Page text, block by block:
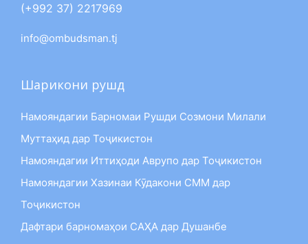
(+992 37) 2217969
info@ombudsman.tj
Шарикони рушд
Намояндагии Барномаи Рушди Созмони Милали
Муттаҳид дар Тоҷикистон
Намояндагии Иттиҳоди Аврупо дар Тоҷикистон
Намояндагии Хазинаи Кӯдакони СММ дар
Тоҷикистон
Дафтари барномаҳои САҲА дар Душанбе